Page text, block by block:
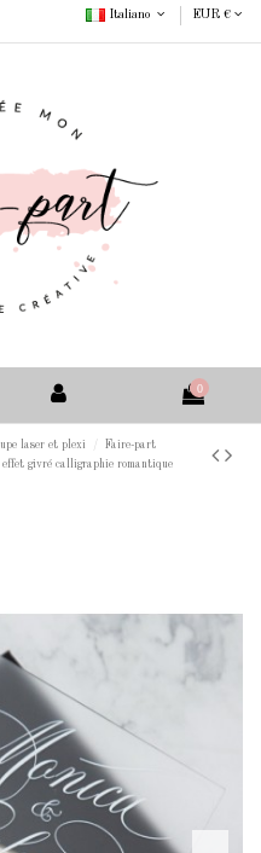
Italiano EUR €
0
laser et plexi
Faire-part
givré calligraphie romantique